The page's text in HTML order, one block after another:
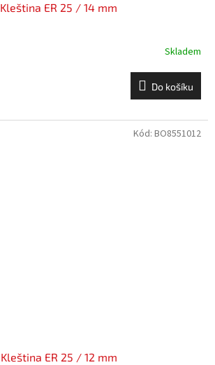
Kleština ER 25 / 14 mm
Skladem
Do košíku
Kleština ER 25 / 12 mm
Kód: BO8551012